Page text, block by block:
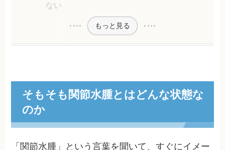
ない
もっと見る
そもそも関節水腫とはどんな状態な
のか
「関節水腫」という言葉を聞いて、すぐにイメー